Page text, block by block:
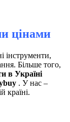
цінами
інструменти,
Більше того,
в Україні
. У нас –
країні.